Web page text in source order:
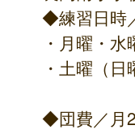
◆練習日時
・月曜・水
・土曜（日
◆団費／月